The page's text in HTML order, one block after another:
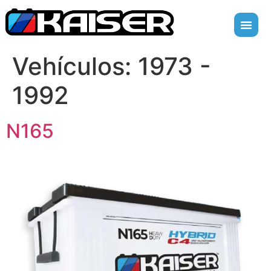
Vehículos: 1973 -
1992
N165